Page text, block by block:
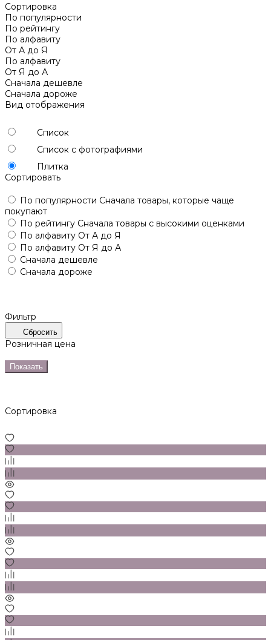
Сортировка
По популярности
По рейтингу
По алфавиту
От А до Я
По алфавиту
От Я до А
Сначала дешевле
Сначала дороже
Вид отображения
Список
Список с фотографиями
Плитка
Сортировать
По популярности Сначала товары, которые чаще
покупают
По рейтингу Сначала товары с высокими оценками
По алфавиту От А до Я
По алфавиту От Я до А
Сначала дешевле
Сначала дороже
Фильтр
Сбросить
Розничная цена
Показать
Сортировка